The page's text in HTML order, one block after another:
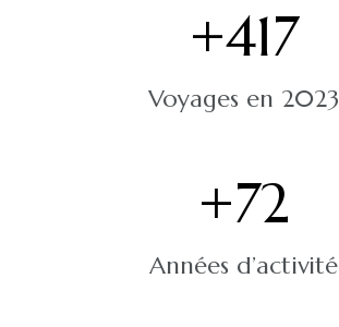
+417
Voyages en 2023
+72
Années d’activité